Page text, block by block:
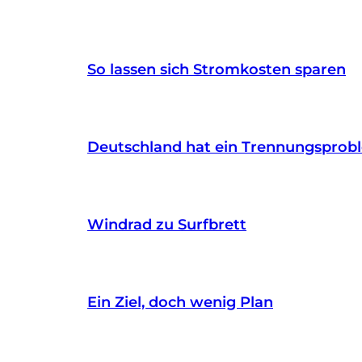
So lassen sich Stromkosten sparen
Deutschland hat ein
Windrad zu Surfbrett
Ein Ziel, doch wenig Plan